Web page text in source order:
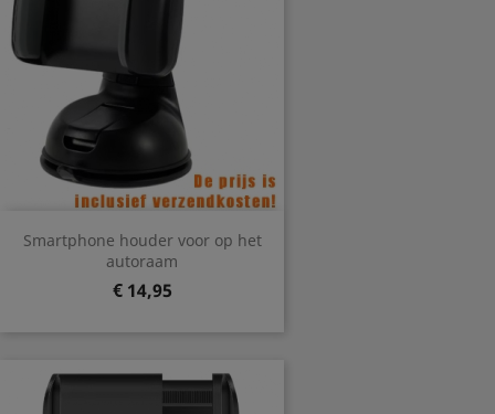
Smartphone houder voor op het
autoraam
Prijs
€ 14,95